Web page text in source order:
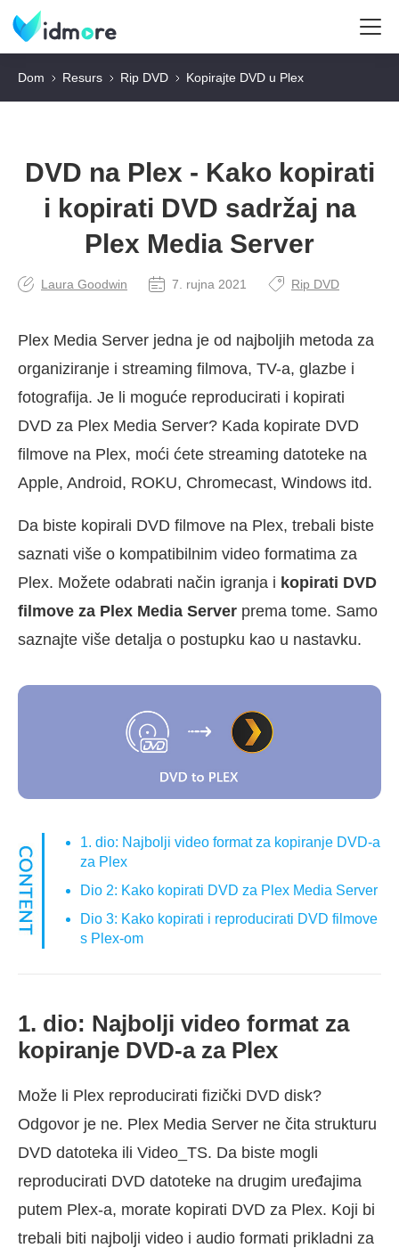
Dom Resurs Rip DVD Kopirajte DVD u Plex
DVD na Plex - Kako kopirati
i kopirati DVD sadržaj na
Plex Media Server
Laura Goodwin 7. rujna 2021 Rip DVD
Plex Media Server jedna je od najboljih metoda za
organiziranje i streaming filmova, TV-a, glazbe i
fotografija. Je li moguće reproducirati i kopirati
DVD za Plex Media Server? Kada kopirate DVD
filmove na Plex, moći ćete streaming datoteke na
Apple, Android, ROKU, Chromecast, Windows itd.
Da biste kopirali DVD filmove na Plex, trebali biste
saznati više o kompatibilnim video formatima za
Plex. Možete odabrati način igranja i kopirati DVD
filmove za Plex Media Server prema tome. Samo
saznajte više detalja o postupku kao u nastavku.
1. dio: Najbolji video format za kopiranje DVD-a
za Plex
Dio 2: Kako kopirati DVD za Plex Media Server
Dio 3: Kako kopirati i reproducirati DVD filmove
s Plex-om
1. dio: Najbolji video format za
kopiranje DVD-a za Plex
Može li Plex reproducirati fizički DVD disk?
Odgovor je ne. Plex Media Server ne čita strukturu
DVD datoteka ili Video_TS. Da biste mogli
reproducirati DVD datoteke na drugim uređajima
putem Plex-a, morate kopirati DVD za Plex. Koji bi
trebali biti najbolji video i audio formati prikladni za